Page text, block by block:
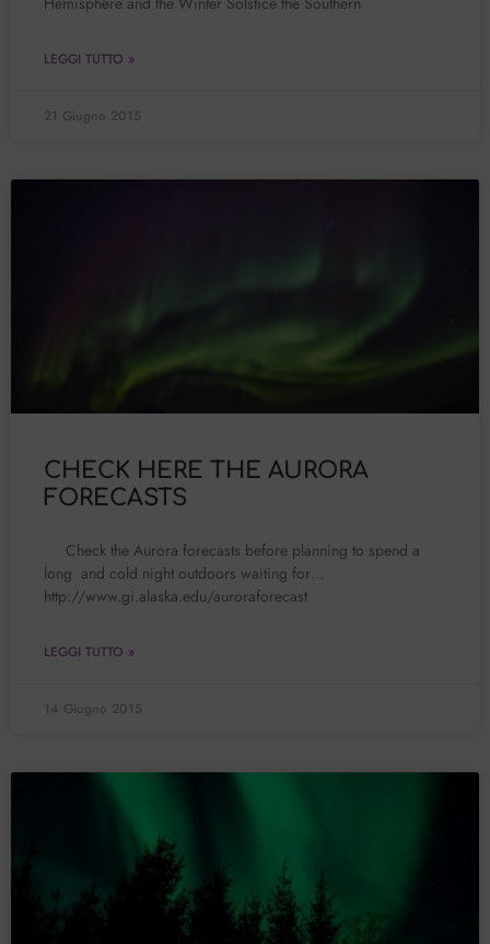
LEGGI TUTTO »
21 Giugno 2015
CHECK HERE THE AURORA
FORECASTS
Check the Aurora forecasts before planning to spend a
long and cold night outdoors waiting for…
http://www.gi.alaska.edu/auroraforecast
LEGGI TUTTO »
14 Giugno 2015